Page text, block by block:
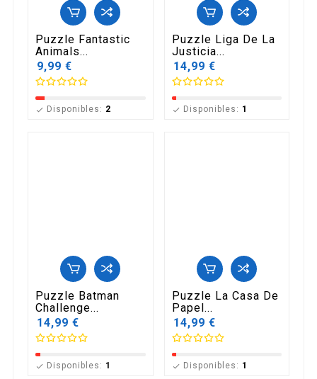
Puzzle Fantastic
Animals...
9,99 €
 Disponibles: 2
Puzzle Liga De La
Justicia...
14,99 €
 Disponibles: 1
Puzzle Batman
Challenge...
14,99 €
 Disponibles: 1
Puzzle La Casa De
Papel...
14,99 €
 Disponibles: 1